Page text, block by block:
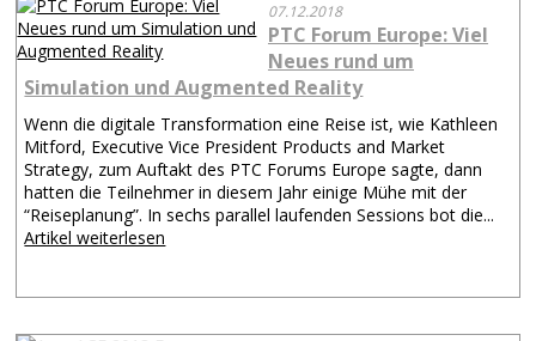
07.12.2018
PTC Forum Europe: Viel
Neues rund um
Simulation und Augmented Reality
Wenn die digitale Transformation eine Reise ist, wie Kathleen
Mitford, Executive Vice President Products and Market
Strategy, zum Auftakt des PTC Forums Europe sagte, dann
hatten die Teilnehmer in diesem Jahr einige Mühe mit der
“Reiseplanung”. In sechs parallel laufenden Sessions bot die...
Artikel weiterlesen